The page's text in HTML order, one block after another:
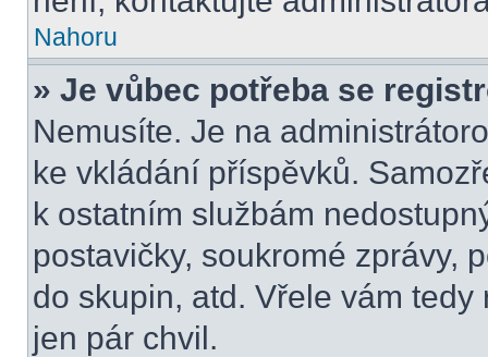
Nahoru
» Je vůbec potřeba se
Nemusíte. Je na
ke vkládání příspěvků.
k ostatním službám
postavičky, soukromé zprávy,
do skupin, atd. Vřele vám
jen pár chvil.